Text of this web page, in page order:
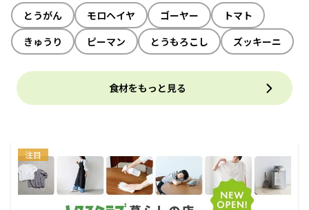
とうがん モロヘイヤ ゴーヤー
トマト
きゅうり
ピーマン とうもろこし ズッキーニ
食材をもっと見る
注目